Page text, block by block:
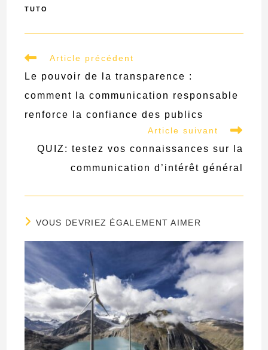
TUTO
Read
articles
Article précédent
Le pouvoir de la transparence :
comment la communication responsable
renforce la confiance des publics
Article suivant
QUIZ: testez vos connaissances sur la
communication d’intérêt général
VOUS DEVRIEZ ÉGALEMENT AIMER